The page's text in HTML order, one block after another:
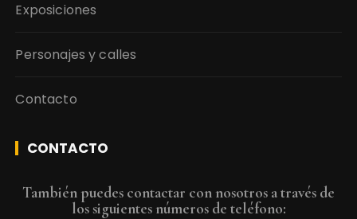
Exposiciones
Personajes y calles
Contacto
CONTACTO
También puedes contactar con nosotros a través de
los siguientes números de teléfono: